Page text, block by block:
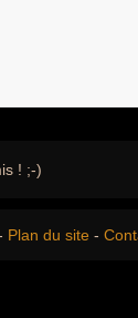
! ;-)
Plan du site -